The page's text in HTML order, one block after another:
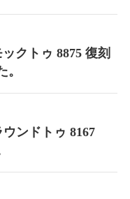
クトゥ 8875 復刻
ンドトゥ 8167